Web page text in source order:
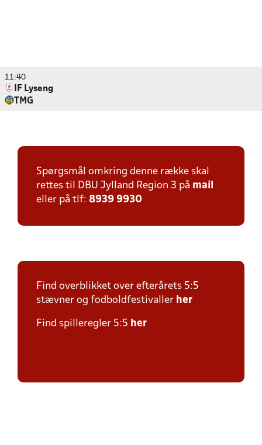
11:40
IF Lyseng
TMG
Spørgsmål omkring denne række skal
rettes til DBU Jylland Region 3 på mail
eller på tlf: 8939 9930
Find overblikket over efterårets 5:5
stævner og fodboldfestivaller her
Find spilleregler 5:5 her